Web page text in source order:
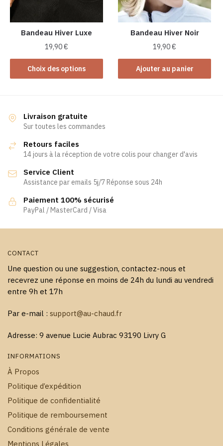
la
page
produit
sur
la
page
du
produit
Bandeau Hiver Luxe
19,90€
Choix des options
Ce
produit
variations.
Les
peuvent
choisies
sur
la
page
Bandeau Hiver Noir
19,90€
Ajouter au panier
Livraison gratuite
Sur toutes les commandes
Retours faciles
14 jours à la réception de votre colis pour changer d'avis
Service Client
Assistance par emails 5j/7 Réponse sous 24h
Paiement 100% sécurisé
PayPal / MasterCard / Visa
CONTACT
Une question ou une suggestion, contactez-nous et
recevrez une réponse en moins de 24h du lundi au vendredi
entre 9h et 17h
Par e-mail : support@au-chaud.fr
Adresse: 9 avenue Lucie Aubrac 93190 Livry G
INFORMATIONS
À Propos
Politique d’expédition
Politique de confidentialité
Politique de remboursement
Conditions générale de vente
Mentions Légales